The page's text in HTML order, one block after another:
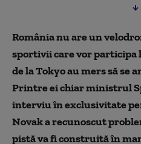
România nu are un
sportivii care vor participa
de la Tokyo au mers să se
Printre ei chiar ministrul
interviu în exclusivitate
Novak a recunoscut
pistă va fi construită în